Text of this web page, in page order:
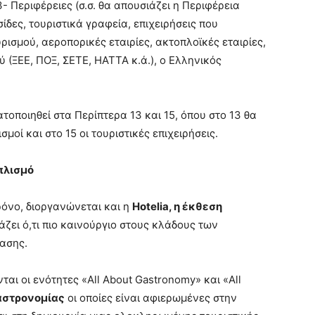
Περιφέρειες (σ.σ. θα απουσιάζει η Περιφέρεια
τουριστικά γραφεία, επιχειρήσεις που
αεροπορικές εταιρίες, ακτοπλοϊκές εταιρίες,
(ΞΕΕ, ΠΟΞ, ΣΕΤΕ, ΗΑΤΤΑ κ.ά.), ο Ελληνικός
στα Περίπτερα 13 και 15, όπου στο 13 θα
και στο 15 οι τουριστικές επιχειρήσεις.
διοργανώνεται και η Hotelia, η έκθεση
ό,τι πιο καινούργιο στους κλάδους των
οι ενότητες «All About Gastronomy» και «All
οι οποίες είναι αφιερωμένες στην